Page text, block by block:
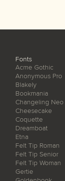
Fonts
Acme Gothic
Anonymous Pro
Blakely
Bookmania
Changeling Neo
Cheesecake
Coquette
Dreamboat
Etna
Felt Tip Roman
Felt Tip Senior
Felt Tip Woman
Gertie